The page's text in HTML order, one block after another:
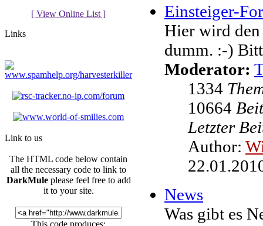
[ View Online List ]
Links
Link to us
The HTML code below contain
all the necessary code to link to
DarkMuleplease feel free to add
it to your site.
Einsteiger-
Hier wird
dumm. :-)
Moderator:
1334
10664
Letzter
Author:
News
Was gibt es